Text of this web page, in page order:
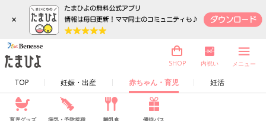
×
TOP 妊娠・出産 赤ちゃん・育児 妊活
SHOP 内祝い メニュー
育児グッズ 病気・予防接種 離乳食 優待パス